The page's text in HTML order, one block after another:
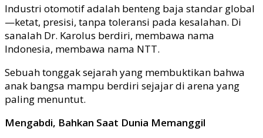
Industri otomotif adalah benteng baja standar global
—ketat, presisi, tanpa toleransi pada kesalahan. Di
sanalah Dr. Karolus berdiri, membawa nama
Indonesia, membawa nama NTT.
Sebuah tonggak sejarah yang membuktikan bahwa
anak bangsa mampu berdiri sejajar di arena yang
paling menuntut.
Mengabdi, Bahkan Saat Dunia Memanggil